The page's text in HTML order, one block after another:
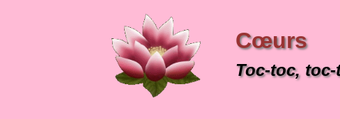
Cœurs
Toc-toc,